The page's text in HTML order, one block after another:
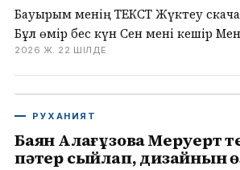
Бауырым менің ТЕКСТ Жүктеу
Бұл өмір бес күн Сен мені кешір
2026 Ж. 22 ШІЛДЕ
РУХАНИЯТ
Баян Алағұзова Меруерт
пәтер сыйлап, дизайнын